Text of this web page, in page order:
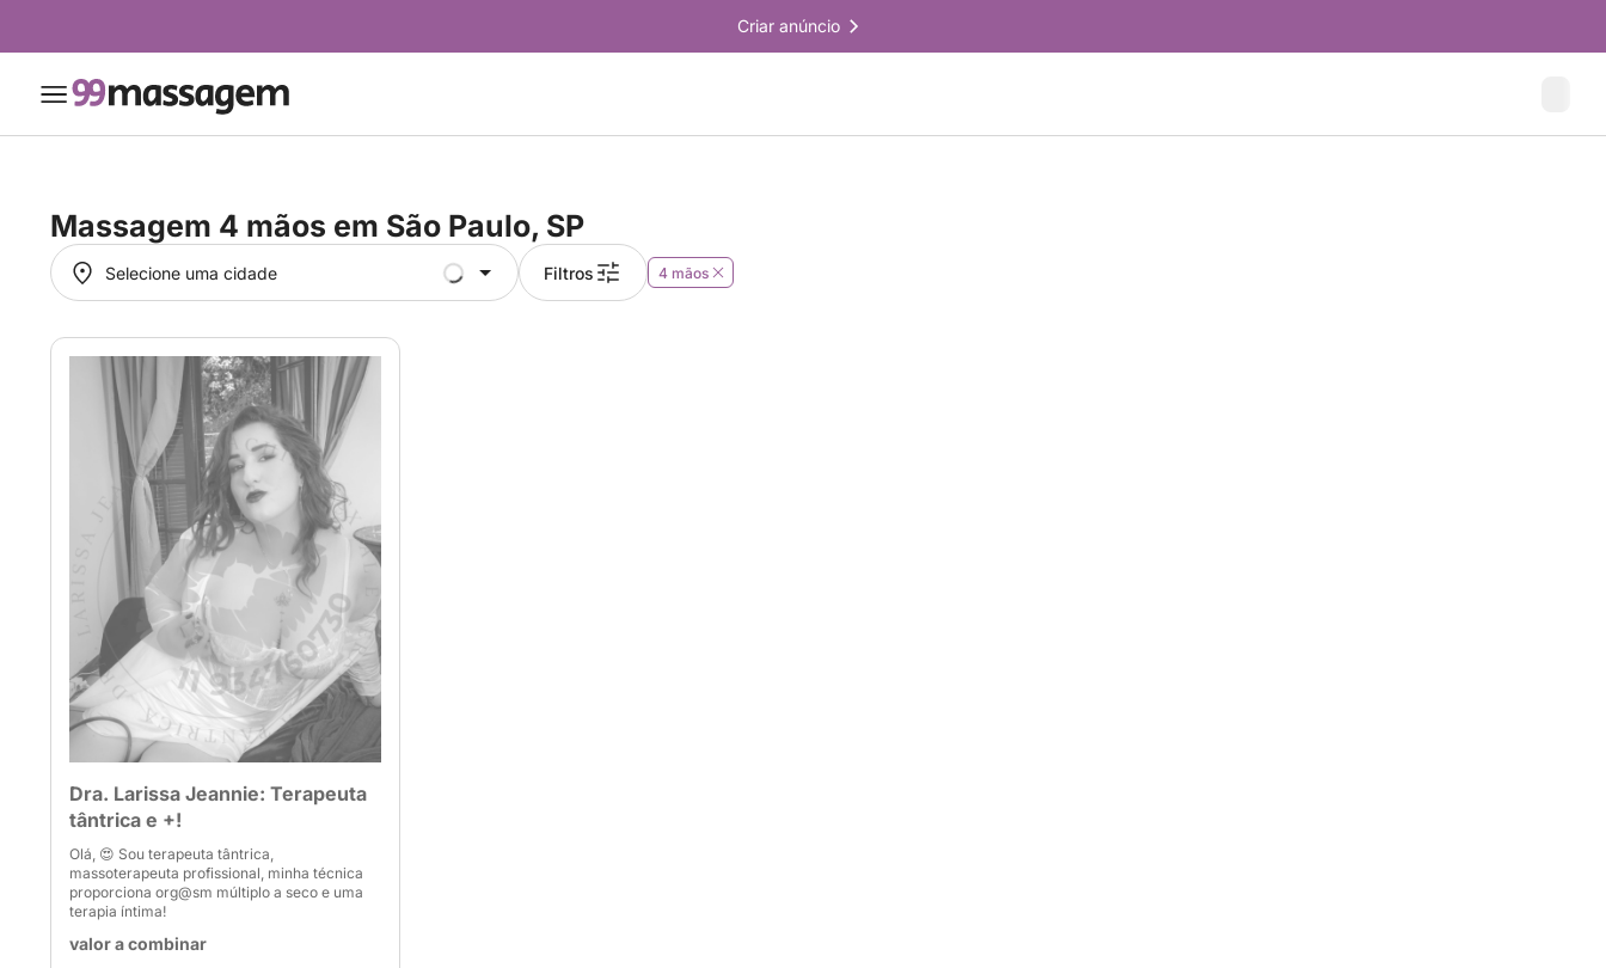
Criar anúncio
Massagem 4 mãos em São Paulo, SP
Selecione uma cidade
Selecione uma cidade Filtros 4 mãos
Dra. Larissa Jeannie: Terapeuta
tântrica e +!
Olá, 😍 Sou terapeuta tântrica,
massoterapeuta profissional, minha técnica
proporciona org@sm múltiplo a seco e uma
terapia íntima!
valor a combinar